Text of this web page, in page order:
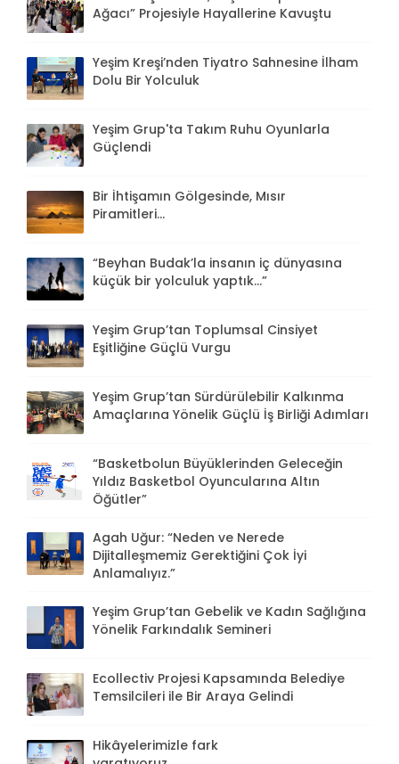
Ağacı” Projesiyle Hayallerine Kavuştu
Yeşim Kreşi’nden Tiyatro Sahnesine İlham
Dolu Bir Yolculuk
Yeşim Grup'ta Takım Ruhu Oyunlarla
Güçlendi
Bir İhtişamın Gölgesinde, Mısır
Piramitleri...
“Beyhan Budak’la insanın iç dünyasına
küçük bir yolculuk yaptık...”
Yeşim Grup’tan Toplumsal Cinsiyet
Eşitliğine Güçlü Vurgu
Yeşim Grup’tan Sürdürülebilir Kalkınma
Amaçlarına Yönelik Güçlü İş Birliği Adımları
“Basketbolun Büyüklerinden Geleceğin
Yıldız Basketbol Oyuncularına Altın
Öğütler”
Agah Uğur: “Neden ve Nerede
Dijitalleşmemiz Gerektiğini Çok İyi
Anlamalıyız.”
Yeşim Grup’tan Gebelik ve Kadın Sağlığına
Yönelik Farkındalık Semineri
Ecollectiv Projesi Kapsamında Belediye
Temsilcileri ile Bir Araya Gelindi
Hikâyelerimizle fark